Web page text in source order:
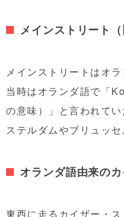
メインストリート
メインストリートはオ
当時はオランダ語で「
の意味）」と言われて
ステルダムやブリュッセ
オランダ語由来の
東西に走るカイザー・